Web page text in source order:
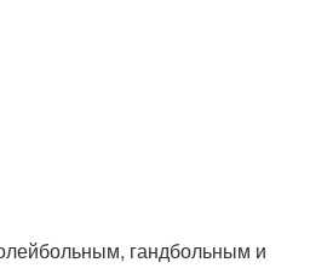
гандбольным и